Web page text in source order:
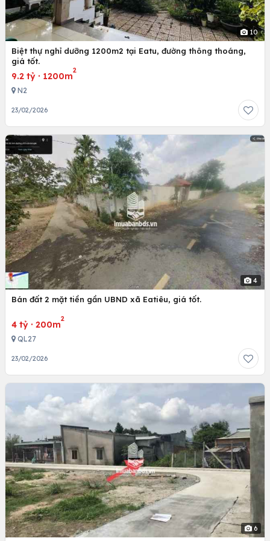
10
Biệt thự nghỉ dưỡng 1200m2 tại Eatu, đường thông thoáng,
giá tốt.
9.2 tỷ · 1200m
2
N2
23/02/2026
4
Bán đất 2 mặt tiền gần UBND xã Eatiêu, giá tốt.
4 tỷ · 200m
2
QL27
23/02/2026
6